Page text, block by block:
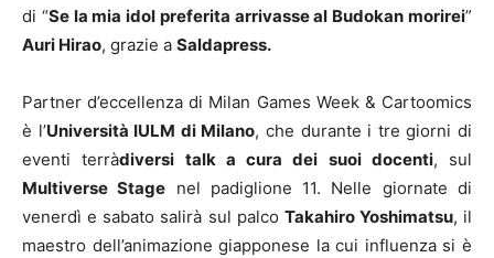
di “Se la mia idol preferita arrivasse al Budokan morirei”
Auri Hirao, grazie a Saldapress.
Partner d’eccellenza di Milan Games Week & Cartoomics
è l’Università IULM di Milano, che durante i tre giorni di
eventi terràdiversi talk a cura dei suoi docenti, sul
Multiverse Stage nel padiglione 11. Nelle giornate di
venerdì e sabato salirà sul palco Takahiro Yoshimatsu, il
maestro dell’animazione giapponese la cui influenza si è